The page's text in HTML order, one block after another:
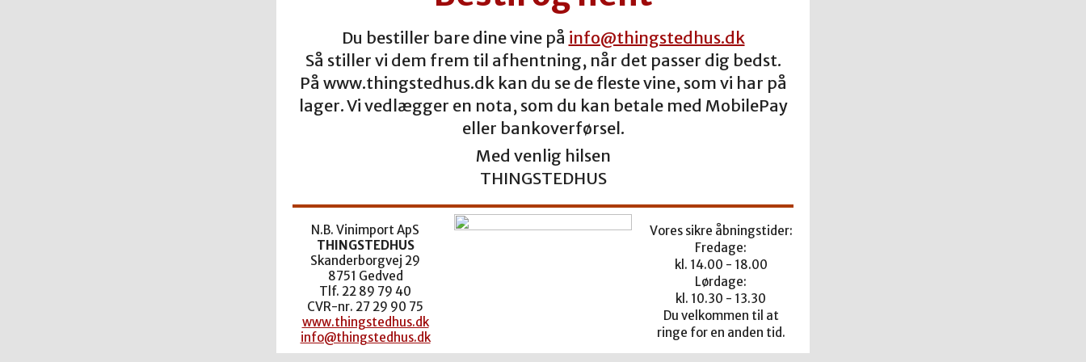
Du bestiller bare dine vine på info@thingstedhus.dk
Så stiller vi dem frem til afhentning, når det passer dig bedst.
På www.thingstedhus.dk kan du se de fleste vine, som vi har på
lager. Vi vedlægger en nota, som du kan betale med MobilePay
eller bankoverførsel.
Med venlig hilsen
THINGSTEDHUS
N.B. Vinimport ApS
THINGSTEDHUS
Skanderborgvej 29
8751 Gedved
Tlf. 22 89 79 40
CVR-nr. 27 29 90 75
www.thingstedhus.dk
info@thingstedhus.dk
Vores sikre åbningstider:
Fredage:
kl. 14.00 - 18.00
Lørdage:
kl. 10.30 - 13.30
Du velkommen til at
ringe for en anden tid.